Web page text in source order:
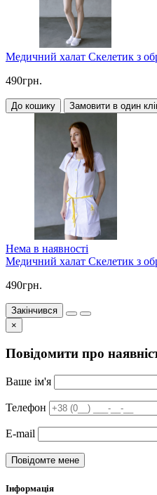
Медичний халат Скелетик з
490грн.
До кошику Замовити в один
Нема в наявності
Медичний халат Скелетик з
490грн.
Закінчився
×
Повідомити про
Ваше ім'я
Телефон
E-mail
Повідомте мене
Інформація